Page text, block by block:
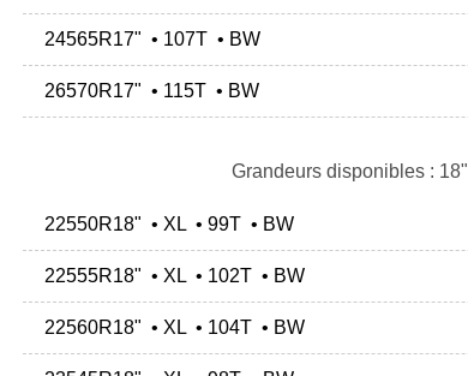
24565R17" • 107T • BW
26570R17" • 115T • BW
Grandeurs disponibles : 18"
22550R18" • XL • 99T • BW
22555R18" • XL • 102T • BW
22560R18" • XL • 104T • BW